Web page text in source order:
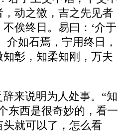
动之微，吉之先见者
俟终日。易曰：‘介于
介如石焉，宁用终日，
彰，知柔知刚，万夫
来说明为人处事。“知
东西是很奇妙的，看一
就可以了，怎么看